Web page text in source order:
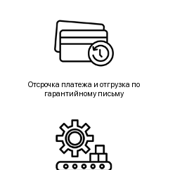
Отсрочка платежа и отгрузка по
гарантийному письму